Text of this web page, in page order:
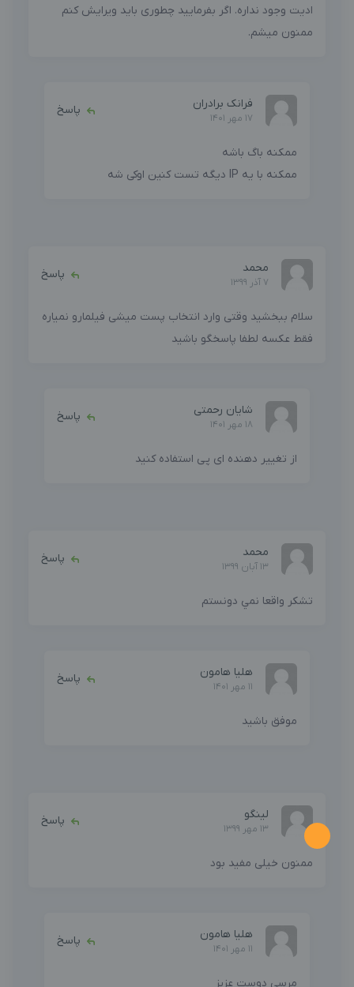
ادیت وجود نداره. اگر بفرمایید چطوری باید ویرایش کنم
ممنون میشم.
فرانک برادران
17 مهر 1401
پاسخ
ممکنه باگ باشه
ممکنه با یه IP دیگه تست کنین اوکی شه
محمد
7 آذر 1399
پاسخ
سلام ببخشید وقتی وارد انتخاب پست میشی فیلمارو نمیاره
فقط عکسه لطفا پاسخگو باشید
شایان رحمتی
18 مهر 1401
پاسخ
از تغییر دهنده ای پی استفاده کنید
محمد
13 آبان 1399
پاسخ
تشکر واقعا نمي دونستم
هلیا هامون
11 مهر 1401
پاسخ
موفق باشید
لینگو
13 مهر 1399
پاسخ
ممنون خیلی مفید بود
هلیا هامون
11 مهر 1401
پاسخ
مرسی دوست عزیز